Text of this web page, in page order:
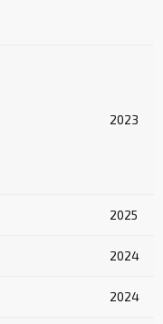
2023
2025
2024
2024